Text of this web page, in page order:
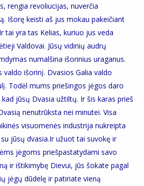
rengia revoliucijas, nuverčia
Išorę keisti aš jus mokau pakeičiant
tai yra tas Kelias, kuriuo jus veda
Valdovai. Jūsų vidinių audrų
numalšina išorinius uraganus.
valdo išorinį. Dvasios Galia valdo
Todėl mums priešingos jėgos daro
kad jūsų Dvasia užtiltų. Ir šis karas prieš
nenutrūksta nei minutei. Visa
visuomenės industrija nukreipta
jūsų dvasia.Ir užuot tai suvokę ir
jėgoms priešpastatydami savo
ir ištikimybę Dievui, jūs šokate pagal
jėgų dūdelę ir patiriate vieną